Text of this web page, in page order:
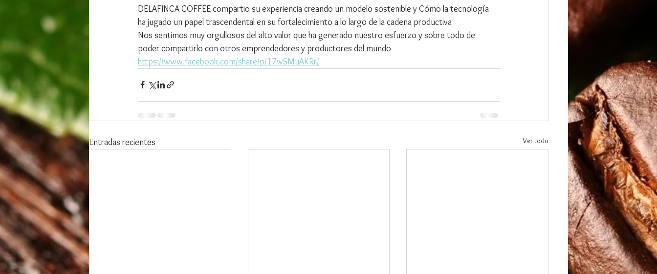
DELAFINCA COFFEE compartio su experiencia creando un modelo sostenible y Cómo la tecnología
ha jugado un papel trascendental en su fortalecimiento a lo largo de la cadena productiva
Nos sentimos muy orgullosos del alto valor que ha generado nuestro esfuerzo y sobre todo de
poder compartirlo con otros emprendedores y productores del mundo
https://www.facebook.com/share/p/17wSMuAKRr/
Entradas recientes Ver todo